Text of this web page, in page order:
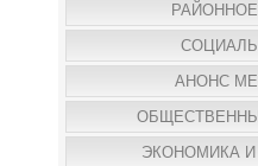
АНОНС
ЭКОНОМИКА